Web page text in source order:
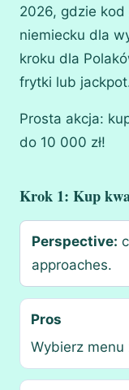
2026, gdzie
niemiecku dla
kroku dla
frytki lub
Prosta akcja:
do 10 000 zł!
Krok 1: Kup
Perspective:
approaches.
Pros
Wybierz menu